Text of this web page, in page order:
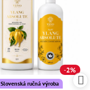
2%
Slovenská ručná výroba